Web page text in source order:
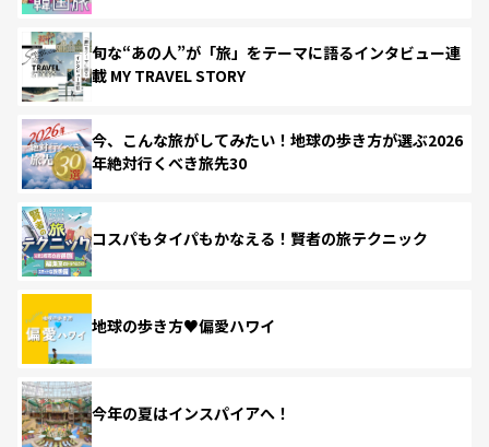
旬な“あの人”が「旅」をテーマに語るインタビュー連
載 MY TRAVEL STORY
今、こんな旅がしてみたい！地球の歩き方が選ぶ2026
年絶対行くべき旅先30
コスパもタイパもかなえる！賢者の旅テクニック
地球の歩き方♥偏愛ハワイ
今年の夏はインスパイアへ！